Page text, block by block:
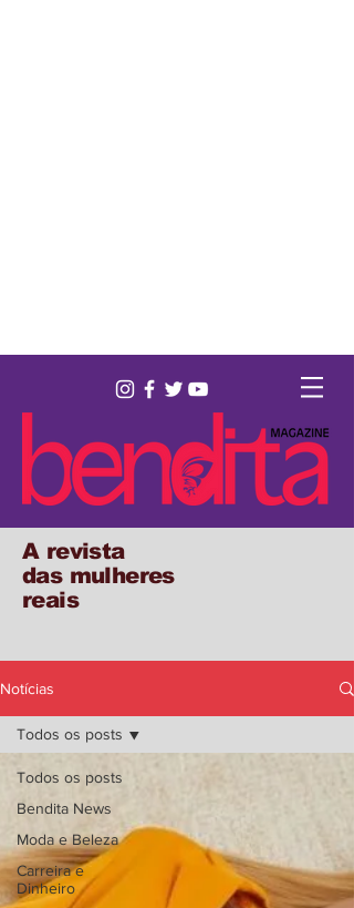
A revista
das mulheres
reais
Notícias
Todos os posts
Bendita News
Moda e Beleza
Carreira e
Dinheiro
Todos os posts